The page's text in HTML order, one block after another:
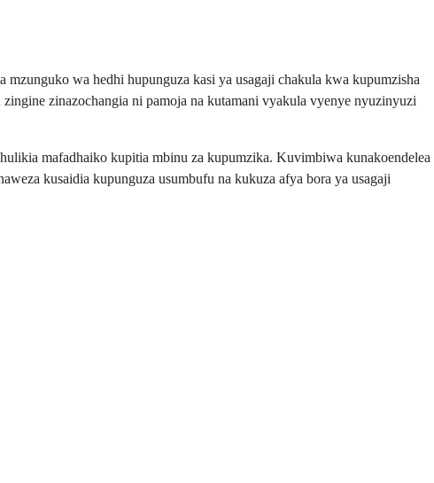
wa hedhi hupunguza kasi ya usagaji chakula kwa kupumzisha
zinazochangia ni pamoja na kutamani vyakula vyenye nyuzinyuzi
mafadhaiko kupitia mbinu za kupumzika. Kuvimbiwa kunakoendelea
kusaidia kupunguza usumbufu na kukuza afya bora ya usagaji